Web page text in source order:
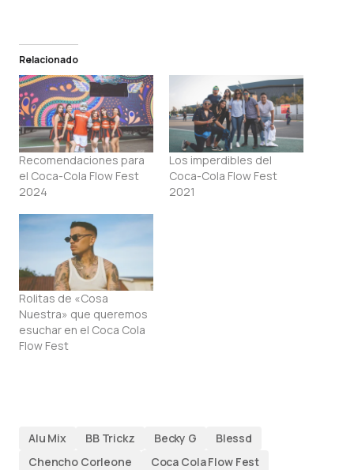
Relacionado
Recomendaciones para
el Coca-Cola Flow Fest
2024
Los imperdibles del
Coca-Cola Flow Fest
2021
Rolitas de «Cosa
Nuestra» que queremos
esuchar en el Coca Cola
Flow Fest
Alu Mix BB Trickz Becky G
Blessd
Chencho Corleone
Coca Cola Flow Fest